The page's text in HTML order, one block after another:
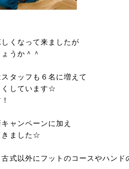
くなって来ましたが
うか＾＾
タッフも６名に増えて
くしています☆
ャンペーンに加え
きました☆
式以外にフットのコースやハンド